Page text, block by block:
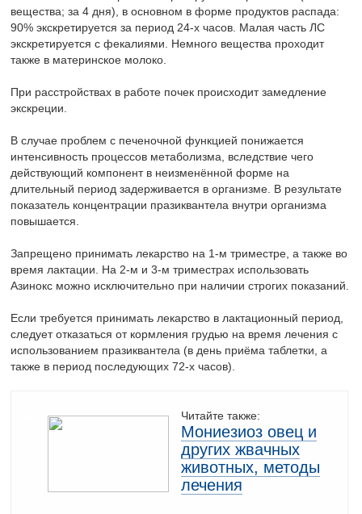
вещества; за 4 дня), в основном в форме продуктов распада:
90% экскретируется за период 24-х часов. Малая часть ЛС
экскретируется с фекалиями. Немного вещества проходит
также в материнское молоко.
При расстройствах в работе почек происходит замедление
экскреции.
В случае проблем с печеночной функцией понижается
интенсивность процессов метаболизма, вследствие чего
действующий компонент в неизменённой форме на
длительный период задерживается в организме. В результате
показатель концентрации празиквантела внутри организма
повышается.
Запрещено принимать лекарство на 1-м триместре, а также во
время лактации. На 2-м и 3-м триместрах использовать
Азинокс можно исключительно при наличии строгих показаний.
Если требуется принимать лекарство в лактационный период,
следует отказаться от кормления грудью на время лечения с
использованием празиквантела (в день приёма таблетки, а
также в период последующих 72-х часов).
Читайте также:
Мониезиоз овец и
других жвачных
животных, методы
лечения